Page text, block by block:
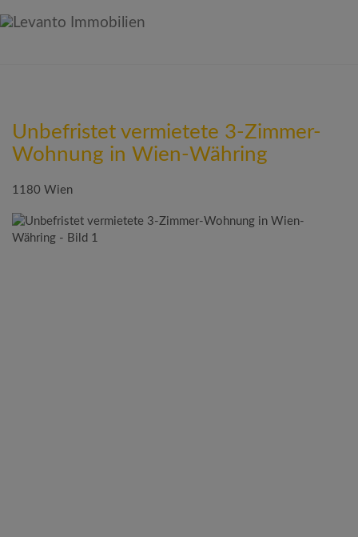
Unbefristet vermietete 3-Zimmer-
Wohnung in Wien-Währing
1180 Wien